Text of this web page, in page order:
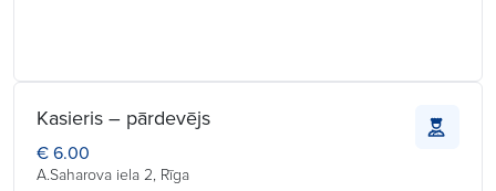
Kasieris – pārdevējs
€ 6.00
A.Saharova iela 2, Rīga